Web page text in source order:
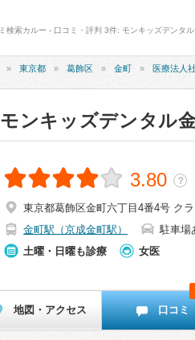
検索カルー - 口コミ・評判 3件: モンキッズデンタ
東京都 葛飾区 金町 医療法人
モンキッズデンタル
3.80 ？
東京都葛飾区金町六丁目4番4号 ク
金町駅（京成金町駅）
駐車場
土曜・日曜も診療
女医
地図・アクセス 口コミ